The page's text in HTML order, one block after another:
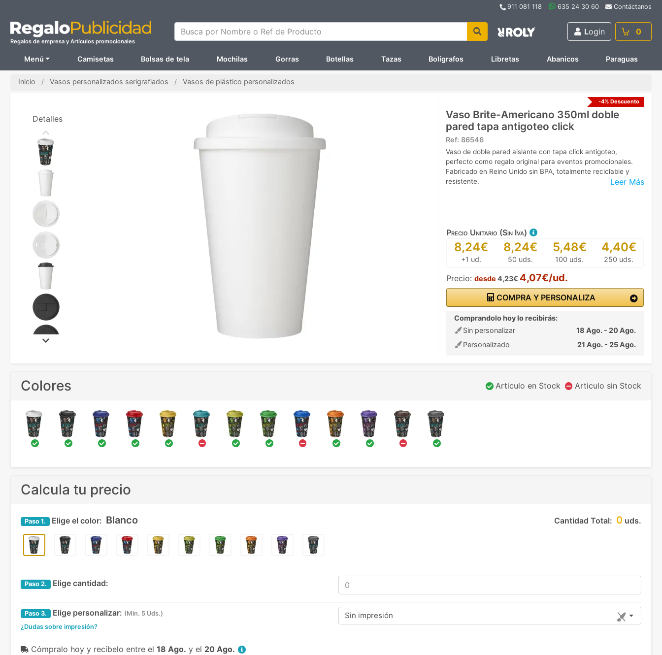
911 081 118 635 24 30 60 Contáctanos
Regalos de empresa y Artículos promocionales
Busca por Nombre o Ref de Producto Login 0
Menú Camisetas Bolsas de tela Mochilas Gorras Botellas Tazas Bolígrafos Libretas Abanicos Paraguas
Inicio Vasos personalizados serigrafiados Vasos de plástico personalizados
-4% Descuento
Vaso Brite-Americano 350ml doble
pared tapa antigoteo click
Ref: 86546
Leer Más
Vaso de doble pared aislante con tapa click antigoteo,
perfecto como regalo original para eventos promocionales.
Fabricado en Reino Unido sin BPA, totalmente reciclable y
resistente.
Precio Unitario (Sin Iva)
8,24€
+1 ud.
8,24€
50 uds.
5,48€
100 uds.
4,40€
250 uds.
Precio: desde 4,23€ 4,07€/ud.
COMPRA Y PERSONALIZA
Comprandolo hoy lo recibirás:
Sin personalizar
18 Ago. - 20 Ago.
Personalizado
21 Ago. - 25 Ago.
Detalles
Colores Articulo en Stock Articulo sin Stock
Calcula tu precio
Cantidad Total: 0 uds.
Paso 1. Elige el color: Blanco
Paso 2. Elige cantidad:
Paso 3. Elige personalizar: (Min. 5 Uds.)
¿Dudas sobre impresión?
Sin impresión
Cómpralo hoy y recíbelo entre el 18 Ago. y el 20 Ago.